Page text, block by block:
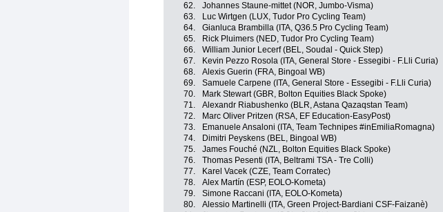
62.
Johannes Staune-mittet (NOR, Jumbo-Visma)
63.
Luc Wirtgen (LUX, Tudor Pro Cycling Team)
64.
Gianluca Brambilla (ITA, Q36.5 Pro Cycling Team)
65.
Rick Pluimers (NED, Tudor Pro Cycling Team)
66.
William Junior Lecerf (BEL, Soudal - Quick Step)
67.
Kevin Pezzo Rosola (ITA, General Store - Essegibi - F.Lli Curia)
68.
Alexis Guerin (FRA, Bingoal WB)
69.
Samuele Carpene (ITA, General Store - Essegibi - F.Lli Curia)
70.
Mark Stewart (GBR, Bolton Equities Black Spoke)
71.
Alexandr Riabushenko (BLR, Astana Qazaqstan Team)
72.
Marc Oliver Pritzen (RSA, EF Education-EasyPost)
73.
Emanuele Ansaloni (ITA, Team Technipes #inEmiliaRomagna)
74.
Dimitri Peyskens (BEL, Bingoal WB)
75.
James Fouché (NZL, Bolton Equities Black Spoke)
76.
Thomas Pesenti (ITA, Beltrami TSA - Tre Colli)
77.
Karel Vacek (CZE, Team Corratec)
78.
Alex Martín (ESP, EOLO-Kometa)
79.
Simone Raccani (ITA, EOLO-Kometa)
80.
Alessio Martinelli (ITA, Green Project-Bardiani CSF-Faizanè)